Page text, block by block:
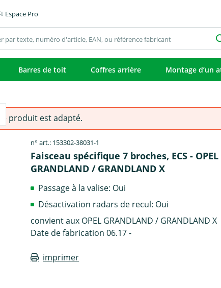
Espace Pro
Barres de toit Coffres arrière Montage d’un
produit est adapté.
n° art.: 153302-38031-1
Faisceau spécifique 7 broches, ECS - OPEL
GRANDLAND / GRANDLAND X
Passage à la valise: Oui
Désactivation radars de recul: Oui
convient aux OPEL GRANDLAND / GRANDLAND X
Date de fabrication 06.17 -
imprimer